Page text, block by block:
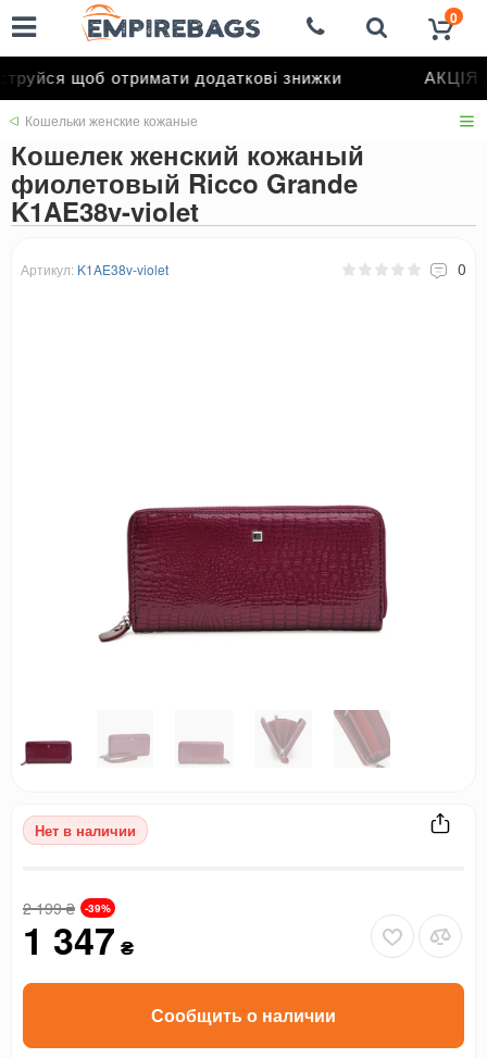
щоб отримати додаткові знижки АКЦІЯ
0
Кошельки женские кожаные
Кошелек женский кожаный
фиолетовый Ricco Grande
K1AE38v-violet
Артикул: K1AE38v-violet 0
Нет в наличии
2 199₴ -39%
1 347 ₴
Сообщить о наличии